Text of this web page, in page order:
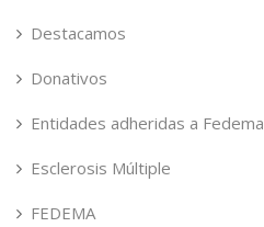
Destacamos
Donativos
Entidades adheridas a Fedema
Esclerosis Múltiple
FEDEMA